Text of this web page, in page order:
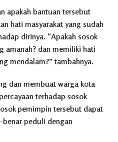
apakah bantuan tersebut
hati masyarakat yang sudah
dirinya. “Apakah sosok
amanah? dan memiliki hati
mendalam?” tambahnya.
dan membuat warga kota
terhadap sosok
pemimpin tersebut dapat
peduli dengan